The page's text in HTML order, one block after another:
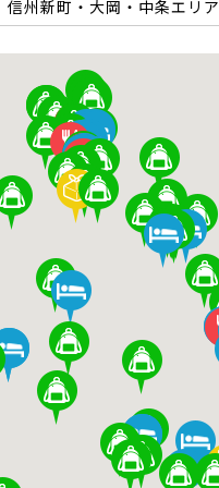
信州新町・大岡・中条エリア